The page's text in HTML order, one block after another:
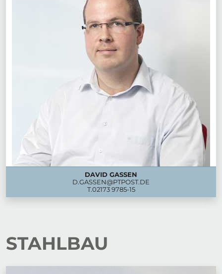
DAVID GASSEN
D.GASSEN@PTPOST.DE
T.02173 9785-15
STAHLBAU